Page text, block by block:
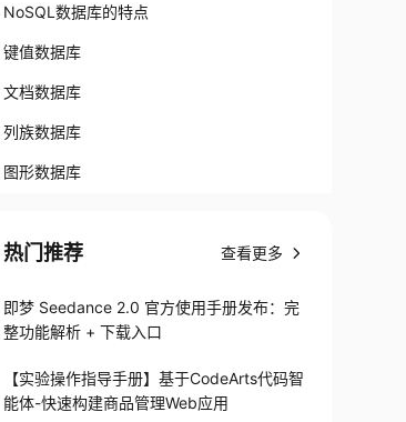
NoSQL数据库的特点
键值数据库
文档数据库
列族数据库
图形数据库
热门推荐 查看更多
即梦 Seedance 2.0 官方使用手册发布：完
整功能解析 + 下载入口
【实验操作指导手册】基于CodeArts代码智
能体-快速构建商品管理Web应用